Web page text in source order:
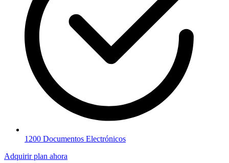
1200 Documentos Electrónicos
Adquirir plan ahora